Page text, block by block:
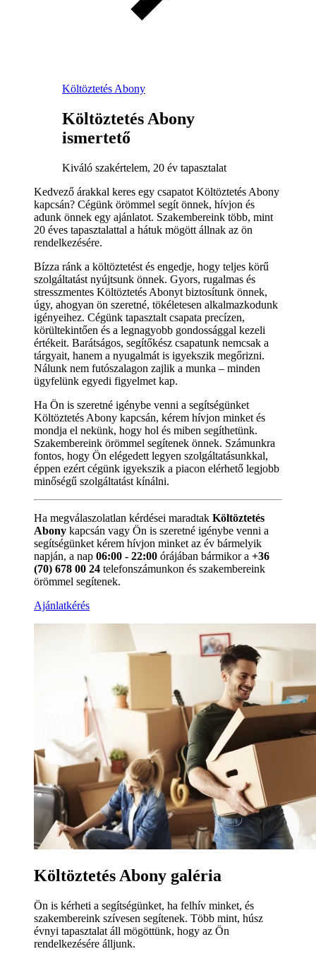
Költöztetés Abony
Költöztetés Abony
ismertető
Kiváló szakértelem, 20 év tapasztalat
Kedvező árakkal keres egy csapatot Költöztetés Abony
kapcsán? Cégünk örömmel segít önnek, hívjon és
adunk önnek egy ajánlatot. Szakembereink több, mint
20 éves tapasztalattal a hátuk mögött állnak az ön
rendelkezésére.
Bízza ránk a költöztetést és engedje, hogy teljes körű
szolgáltatást nyújtsunk önnek. Gyors, rugalmas és
stresszmentes Költöztetés Abonyt biztosítunk önnek,
úgy, ahogyan ön szeretné, tökéletesen alkalmazkodunk
igényeihez. Cégünk tapasztalt csapata precízen,
körültekintően és a legnagyobb gondossággal kezeli
értékeit. Barátságos, segítőkész csapatunk nemcsak a
tárgyait, hanem a nyugalmát is igyekszik megőrizni.
Nálunk nem futószalagon zajlik a munka – minden
ügyfelünk egyedi figyelmet kap.
Ha Ön is szeretné igénybe venni a segítségünket
Költöztetés Abony kapcsán, kérem hívjon minket és
mondja el nekünk, hogy hol és miben segíthetünk.
Szakembereink örömmel segítenek önnek. Számunkra
fontos, hogy Ön elégedett legyen szolgáltatásunkkal,
éppen ezért cégünk igyekszik a piacon elérhető legjobb
minőségű szolgáltatást kínálni.
Ha megválaszolatlan kérdései maradtak Költöztetés
Abony kapcsán vagy Ön is szeretné igénybe venni a
segítségünket kérem hívjon minket az év bármelyik
napján, a nap 06:00 - 22:00 órájában bármikor a +36
(70) 678 00 24 telefonszámunkon és szakembereink
örömmel segítenek.
Ajánlatkérés
Költöztetés Abony galéria
Ön is kérheti a segítségünket, ha felhív minket, és
szakembereink szívesen segítenek. Több mint, húsz
évnyi tapasztalat áll mögöttünk, hogy az Ön
rendelkezésére álljunk.